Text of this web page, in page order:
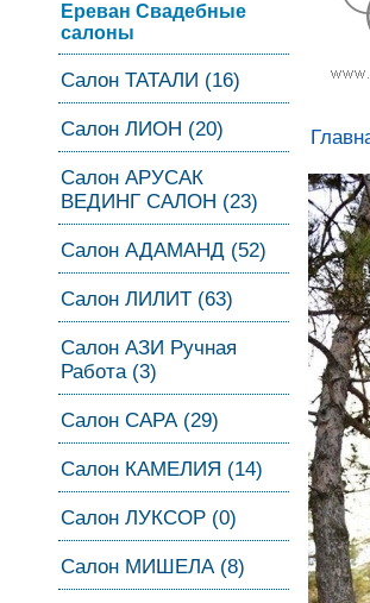
Ереван Свадебные
салоны
Салон ТАТАЛИ (16)
Салон ЛИОН (20)
Салон АРУСАК
ВЕДИНГ САЛОН (23)
Салон АДАМАНД (52)
Салон ЛИЛИТ (63)
Салон АЗИ Ручная
Работа (3)
Салон САРА (29)
Салон КАМЕЛИЯ (14)
Салон ЛУКСОР (0)
Салон МИШЕЛА (8)